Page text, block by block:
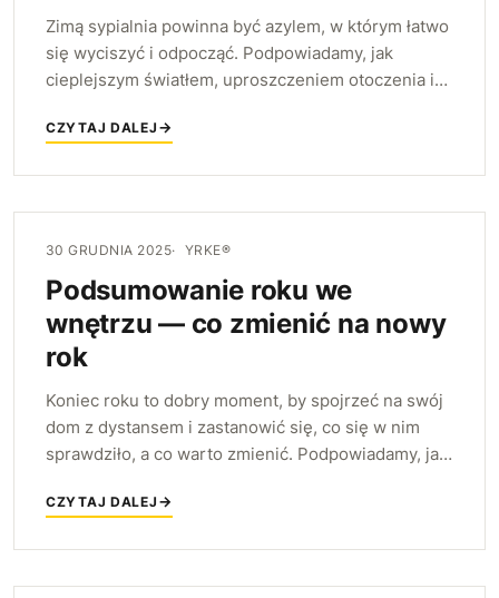
Zimą sypialnia powinna być azylem, w którym łatwo
się wyciszyć i odpocząć. Podpowiadamy, jak
cieplejszym światłem, uproszczeniem otoczenia i
naprawdę spokojnym miejscem.
CZYTAJ DALEJ
30 GRUDNIA 2025 YRKE®
Podsumowanie roku we
wnętrzu — co zmienić na nowy
rok
Koniec roku to dobry moment, by spojrzeć na swój
dom z dystansem i zastanowić się, co się w nim
sprawdziło, a co warto zmienić. Podpowiadamy, jak
jeden realny plan na nowy rok.
CZYTAJ DALEJ